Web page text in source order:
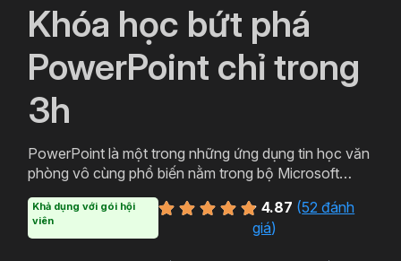
Khóa học bứt phá
PowerPoint chỉ trong
3h
PowerPoint là một trong những ứng dụng tin học văn
phòng vô cùng phổ biến nằm trong bộ Microsoft
định dạng và kiểu khác nhau tạo sự hấp dẫn cho
slide. Tham gia khóa học sẽ giúp bạn tạo ra các bản
Khả dụng với gói hội
viên
4.87 (52 đánh
giá)